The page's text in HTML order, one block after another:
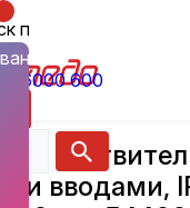
6000 600
по
Выключатели, Розетки
вводами,